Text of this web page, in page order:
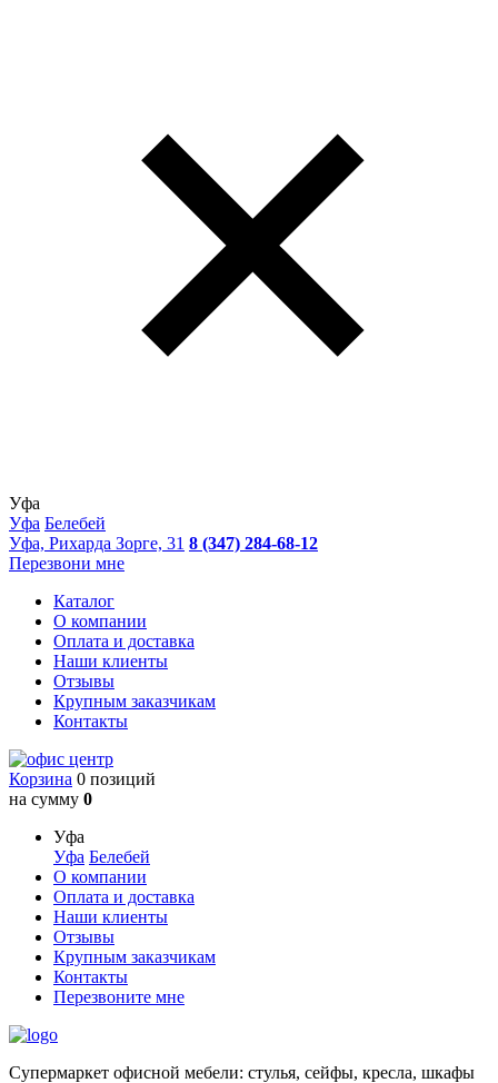
Уфа
Уфа Белебей
Уфа, Рихарда Зорге, 31 8 (347) 284-68-12
Перезвони мне
Каталог
О компании
Оплата и доставка
Наши клиенты
Отзывы
Крупным заказчикам
Контакты
Корзина 0 позиций
на сумму 0
Уфа
Уфа Белебей
О компании
Оплата и доставка
Наши клиенты
Отзывы
Крупным заказчикам
Контакты
Перезвоните мне
Cупермаркет офисной мебели: стулья, сейфы, кресла, шкафы